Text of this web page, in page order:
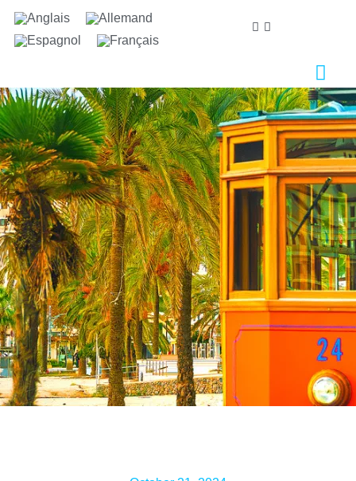
Nous nous soucions de votre vie privée
Nous utilisons des cookies strictement nécessaires au
bon fonctionnement du site web, ainsi que des cookies
relatifs à l'amélioration et à la personnalisation de
votre expérience, à des fins d'analyse statistique ainsi
que pour vous proposer des publicités basées sur vos
centres d'intérêt. Vous pouvez accepter ou refuser les
cookies en cliquant sur le bouton "Tout accepter" ou
"Refuser" ou, au contraire, les configurer selon vos
préférences en cliquant sur le bouton "Configurer".
Pour plus d'informations, vous pouvez consulter notre
Politique de Cookies.
Configurer Refuser Tout accepter